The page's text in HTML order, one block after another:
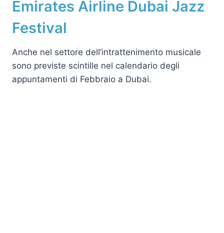
Emirates Airline Dubai Jazz
Festival
Anche nel settore dell’intrattenimento musicale
sono previste scintille nel calendario degli
appuntamenti di Febbraio a Dubai.